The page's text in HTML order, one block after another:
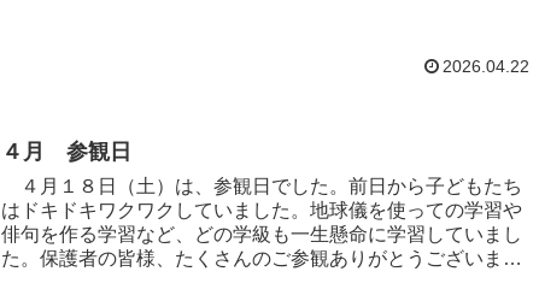
2026.04.22
４月 参観日
４月１８日（土）は、参観日でした。前日から子どもたち
はドキドキワクワクしていました。地球儀を使っての学習や
俳句を作る学習など、どの学級も一生懸命に学習していまし
た。保護者の皆様、たくさんのご参観ありがとうございまし